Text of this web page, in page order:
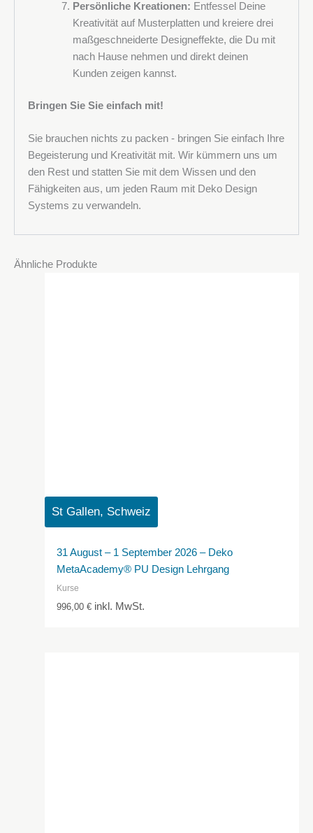
Persönliche Kreationen: Entfessel Deine
Kreativität auf Musterplatten und kreiere drei
maßgeschneiderte Designeffekte, die Du mit
nach Hause nehmen und direkt deinen
Kunden zeigen kannst.
Bringen Sie Sie einfach mit!
Sie brauchen nichts zu packen - bringen Sie einfach Ihre
Begeisterung und Kreativität mit. Wir kümmern uns um
den Rest und statten Sie mit dem Wissen und den
Fähigkeiten aus, um jeden Raum mit Deko Design
Systems zu verwandeln.
Ähnliche Produkte
St Gallen, Schweiz
31 August – 1 September 2026 – Deko
MetaAcademy® PU Design Lehrgang
Kurse
996,00€ inkl. MwSt.